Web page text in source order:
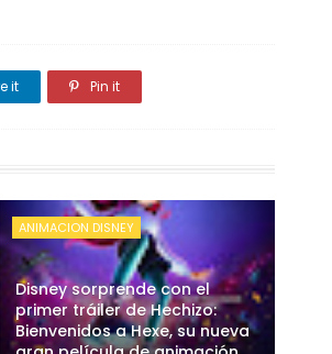
it Pin it
ANIMACION DISNEY
Disney sorprende con el
primer tráiler de Hechizo:
Bienvenidos a Hexe, su nueva